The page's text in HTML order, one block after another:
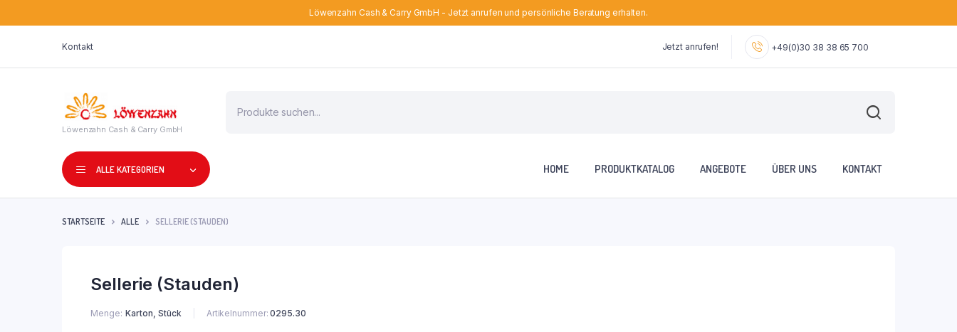
Löwenzahn Cash & Carry GmbH - Jetzt anrufen und persönliche Beratung erhalten.
Kontakt Jetzt anrufen! +49(0)30 38 38 65 700
Löwenzahn Cash & Carry GmbH
search
ALLE KATEGORIEN HOME PRODUKTKATALOG ANGEBOTE ÜBER UNS KONTAKT
STARTSEITE ALLE SELLERIE (STAUDEN)
Sellerie (Stauden)
Menge Karton, Stück Artikelnummer: 0295.30